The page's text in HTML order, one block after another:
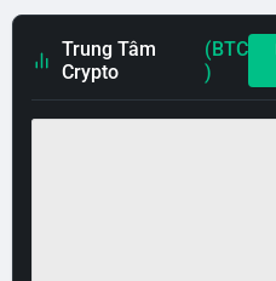
Trung Tâm
Crypto
(BTC
)